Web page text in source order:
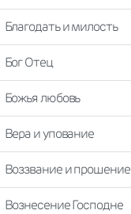
Благодать и милость
Бог Отец
Божья любовь
Вера и упование
Воззвание и прошение
Вознесение Господне